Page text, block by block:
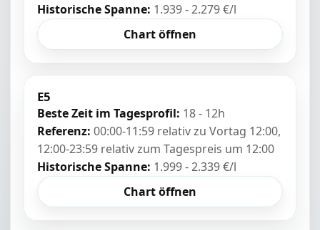
Historische Spanne: 1.939 - 2.279 €/l
Chart öffnen
E5
Beste Zeit im Tagesprofil: 18 - 12h
Referenz: 00:00-11:59 relativ zu Vortag 12:00,
12:00-23:59 relativ zum Tagespreis um 12:00
Historische Spanne: 1.999 - 2.339 €/l
Chart öffnen